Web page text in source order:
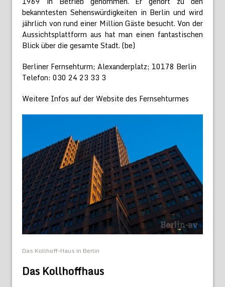
bekanntesten Sehenswürdigkeiten in Berlin und wird
jährlich von rund einer Million Gäste besucht. Von der
Aussichtsplattform aus hat man einen fantastischen
Blick über die gesamte Stadt. (be)
Berliner Fernsehturm; Alexanderplatz; 10178 Berlin
Telefon: 030 24 23 33 3
Weitere Infos auf der Website des Fernsehturmes
Das Kollhoff-Haus in Berlin
Das Kollhoffhaus